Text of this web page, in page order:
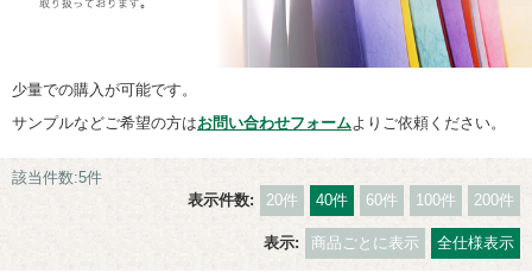
少量での購入が可能です。
サンプルなどご希望の方はお問い合わせフォーム よりご依頼ください。
該当件数:5件
表示件数:
20件 40件 60件 100件 200件
表示: 商品ごとに表示 全仕様表示